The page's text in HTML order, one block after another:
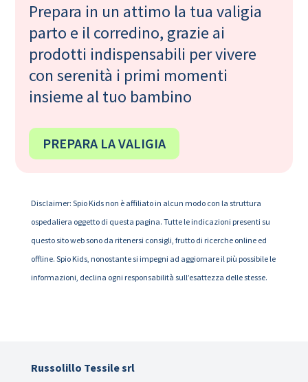
Prepara in un attimo la tua valigia
parto e il corredino, grazie ai
prodotti indispensabili per vivere
con serenità i primi momenti
insieme al tuo bambino
PREPARA LA VALIGIA
Disclaimer: Spio Kids non è affiliato in alcun modo con la struttura
ospedaliera oggetto di questa pagina. Tutte le indicazioni presenti su
questo sito web sono da ritenersi consigli, frutto di ricerche online ed
offline. Spio Kids, nonostante si impegni ad aggiornare il più possibile le
informazioni, declina ogni responsabilità sull’esattezza delle stesse.
Russolillo Tessile srl